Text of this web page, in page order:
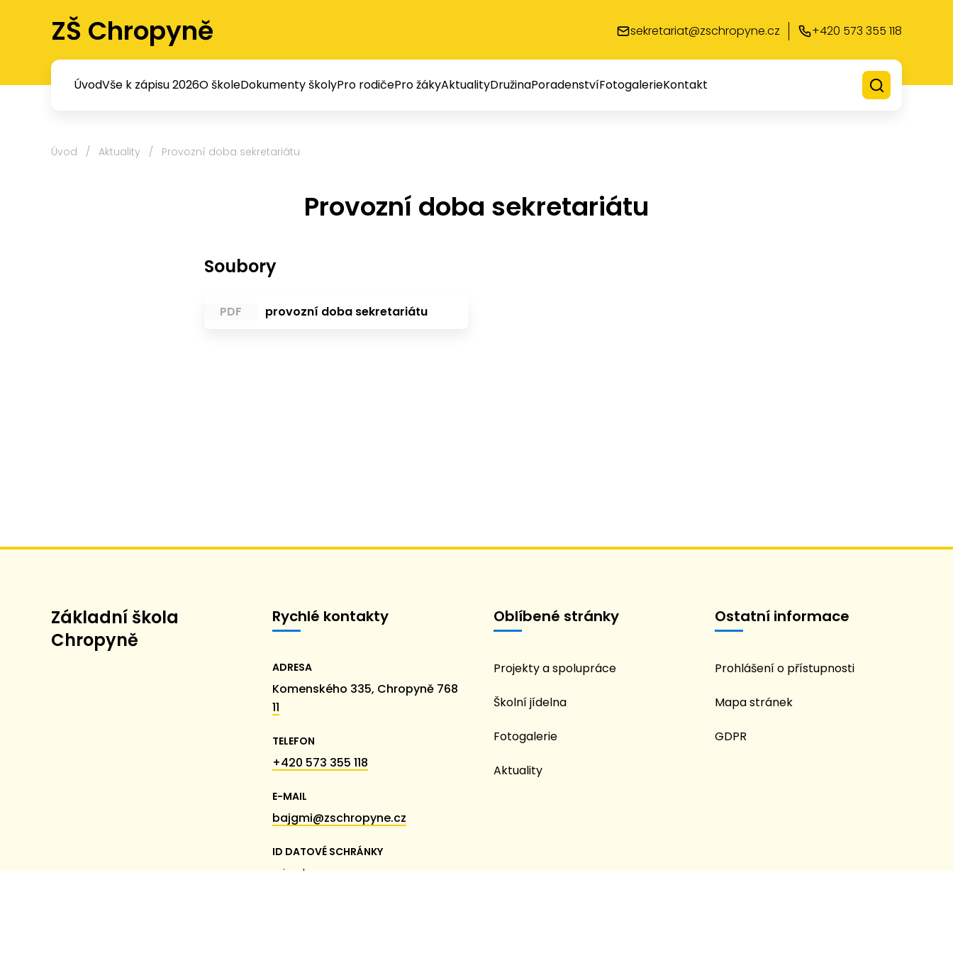
ZŠ Chropyně sekretariat@zschropyne.cz +420 573 355 118
ÚvodVše k zápisu 2026O školeDokumenty školyPro rodičePro žákyAktualityDružinaPoradenstvíFotogalerieKontakt
Úvod / Aktuality / Provozní doba sekretariátu
Provozní doba sekretariátu
Soubory
PDF provozní doba sekretariátu
Základní škola
Chropyně
Rychlé kontakty
ADRESA
Komenského 335, Chropyně 768
11
TELEFON
+420 573 355 118
E-MAIL
bajgmi@zschropyne.cz
ID DATOVÉ SCHRÁNKY
miumkem
Oblíbené stránky
Projekty a spolupráce
Školní jídelna
Fotogalerie
Aktuality
Ostatní informace
Prohlášení o přístupnosti
Mapa stránek
GDPR